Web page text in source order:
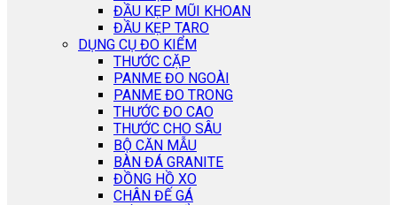
ĐẦU KẸP MŨI KHOAN
ĐẦU KẸP TARO
DỤNG CỤ ĐO KIỂM
THƯỚC CẶP
PANME ĐO NGOÀI
PANME ĐO TRONG
THƯỚC ĐO CAO
THƯỚC CHO SÂU
BỘ CĂN MẪU
BÀN ĐÁ GRANITE
ĐỒNG HỒ XO
CHÂN ĐẾ GÁ